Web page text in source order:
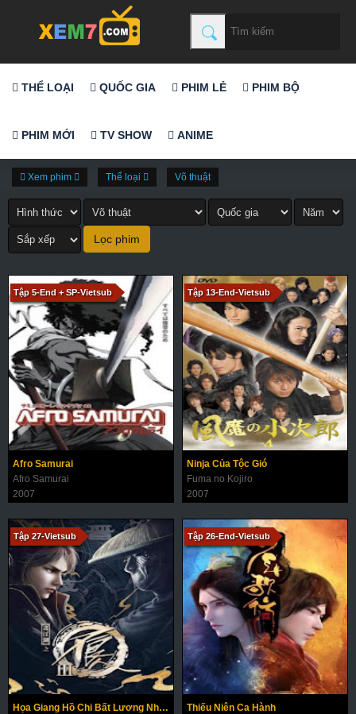
THỂ LOẠI QUỐC GIA PHIM LẺ PHIM BỘ
PHIM MỚI TV SHOW ANIME
Xem phim Thể loại Võ thuật
Tập 5-End + SP-Vietsub
Afro Samurai
Afro Samurai
2007
Tập 13-End-Vietsub
Ninja Của Tộc Gió
Fuma no Kojiro
2007
Tập 27-Vietsub
Họa Giang Hồ Chi Bất Lương Nhân (Phần 3)
Tập 26-End-Vietsub
Thiếu Niên Ca Hành